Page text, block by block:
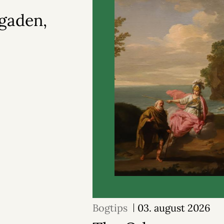
Bogtips 03. august 2026